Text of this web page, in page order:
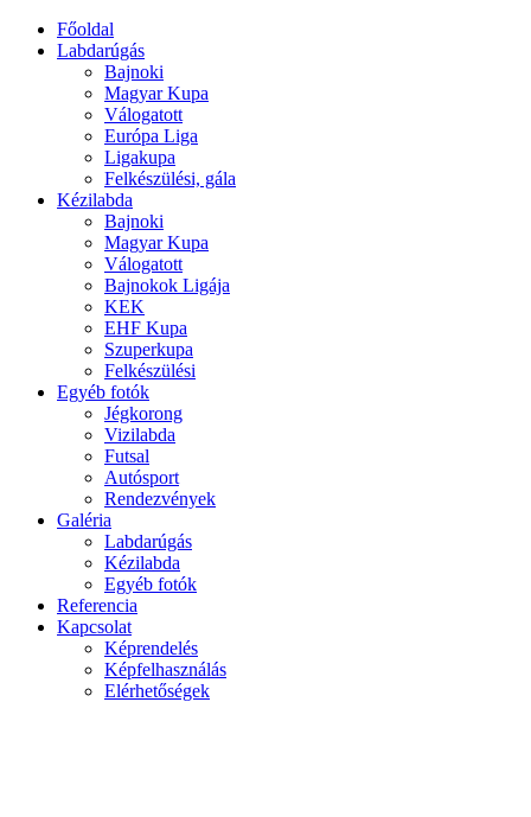
Főoldal
Labdarúgás
Bajnoki
Magyar Kupa
Válogatott
Európa Liga
Ligakupa
Felkészülési, gála
Kézilabda
Bajnoki
Magyar Kupa
Válogatott
Bajnokok Ligája
KEK
EHF Kupa
Szuperkupa
Felkészülési
Egyéb fotók
Jégkorong
Vizilabda
Futsal
Autósport
Rendezvények
Galéria
Labdarúgás
Kézilabda
Egyéb fotók
Referencia
Kapcsolat
Képrendelés
Képfelhasználás
Elérhetőségek